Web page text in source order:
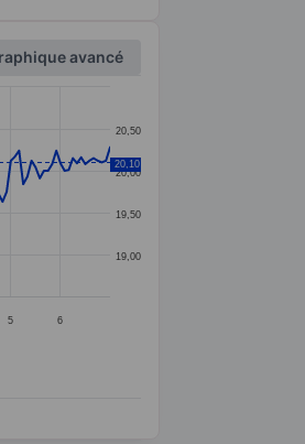
avancé
5 6
19,00
19,50
20,00
20,50
20,10